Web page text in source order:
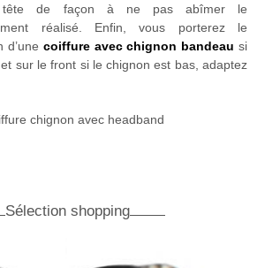
tête de façon à ne pas abîmer le
réalisé. Enfin, vous porterez le
d’une coiffure avec chignon bandeau si
sur le front si le chignon est bas, adaptez
Sélection shopping